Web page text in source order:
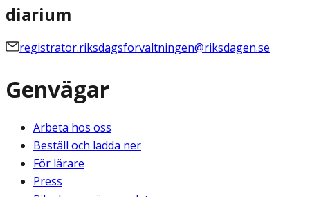
diarium
registrator.riksdagsforvaltningen@riksdagen.se
Genvägar
Arbeta hos oss
Beställ och ladda ner
För lärare
Press